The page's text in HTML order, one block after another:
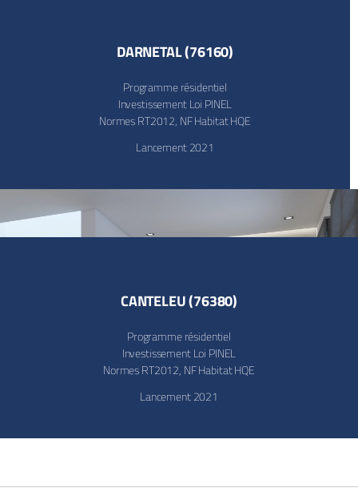
DARNETAL (76160)
Programme résidentiel
Investissement Loi PINEL
Normes RT2012, NF Habitat HQE
Lancement 2021
CANTELEU (76380)
Programme résidentiel
Investissement Loi PINEL
Normes RT2012, NF Habitat HQE
Lancement 2021